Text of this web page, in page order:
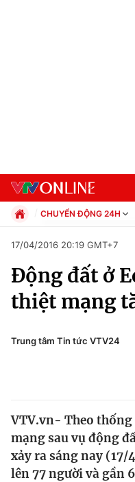
Chuyên mục
Chính trị
Xã hội
Thế giới
CHUYỂN ĐỘNG 24H
Xã hội
Pháp luật
Kinh tế
Thể thao
Văn hóa - Giải trí
Giáo dục
17/04/2016 20:19 GMT+7
Động đất ở
thiệt mạng
Trung tâm Tin tức VTV24
VTV.vn- Theo
mạng sau vụ động
xảy ra sáng nay (17/
lên 77 người và gần